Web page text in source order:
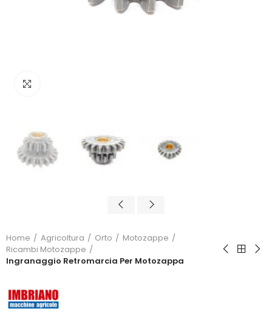
Home Agricoltura Orto
Motozappe
Ricambi Motozappe
Ingranaggio Retromarcia Per Motozappa